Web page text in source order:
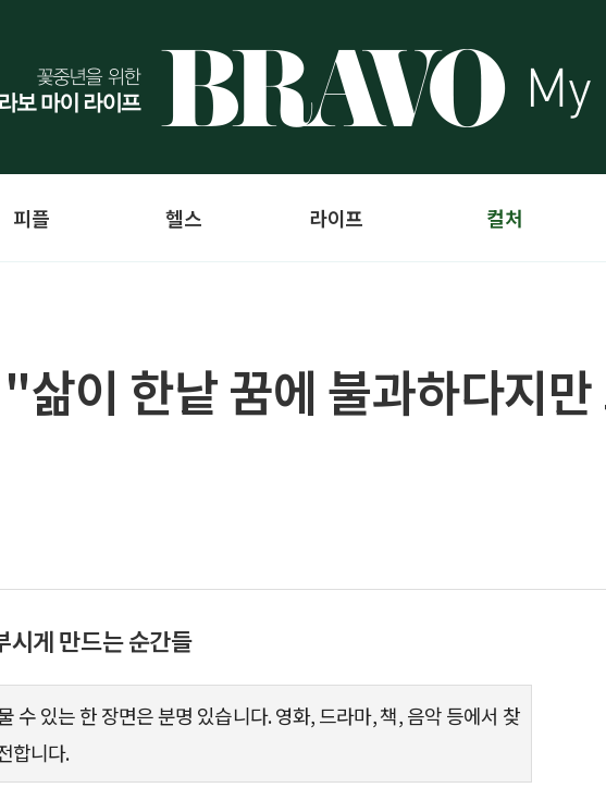
피플 헬스 라이프 컬처
이 한낱 꿈에 불과하다지
게 만드는 순간들
수 있는 한 장면은 분명 있습니다. 영화, 드라마, 책, 음악 등에서 찾
합니다.